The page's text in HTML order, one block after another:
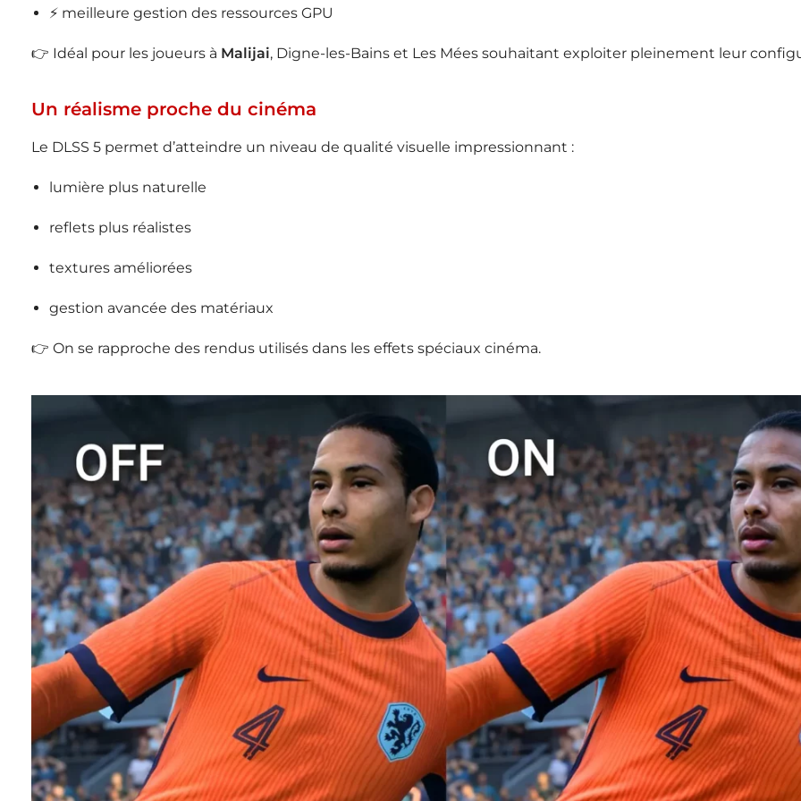
⚡ meilleure gestion des ressources GPU
👉 Idéal pour les joueurs à Malijai, Digne-les-Bains et Les Mées souhaitant exploiter pleinement leur
Un réalisme proche du cinéma
Le DLSS 5 permet d’atteindre un niveau de qualité visuelle impressionnant :
lumière plus naturelle
reflets plus réalistes
textures améliorées
gestion avancée des matériaux
👉 On se rapproche des rendus utilisés dans les effets spéciaux cinéma.